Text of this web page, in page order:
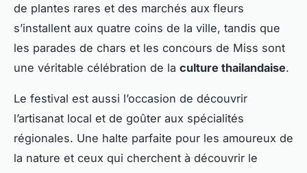
de plantes rares et des marchés aux fleurs
s’installent aux quatre coins de la ville, tandis que
les parades de chars et les concours de Miss sont
une véritable célébration de la culture thailandaise.
Le festival est aussi l’occasion de découvrir
l’artisanat local et de goûter aux spécialités
régionales. Une halte parfaite pour les amoureux de
la nature et ceux qui cherchent à découvrir le